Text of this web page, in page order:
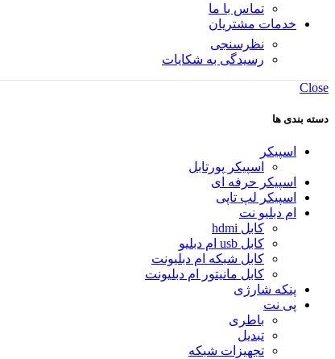
تماس با ما
خدمات مشتریان
نظرسنجی
رسیدگی به شکایات
Close
دسته بندی ها
اسپیکر
اسپیکر پورتابل
اسپیکر حرفه ای
اسپیکر لپ تاپی
ام دبلیو نت
کابل hdmi
کابل usb ام دبلیو
کابل شبکه ام دبلیونت
کابل مانیتور ام دبلیونت
پنکه شارژی
پی نت
باطری
تبدیل
تجهیزات شبکه